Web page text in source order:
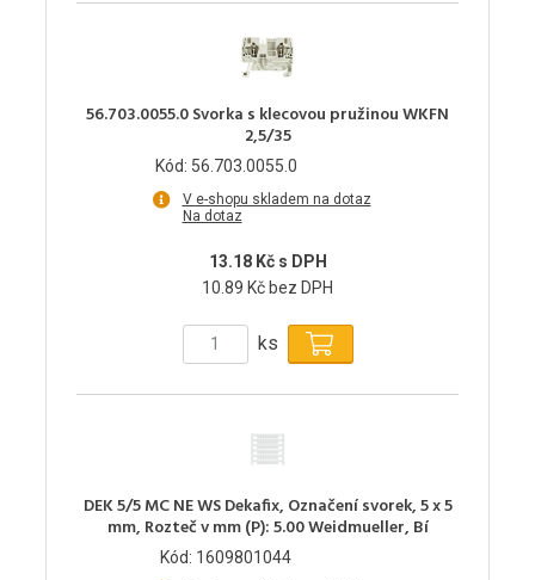
56.703.0055.0 Svorka s klecovou pružinou WKFN
2,5/35
Kód: 56.703.0055.0
V e-shopu skladem na dotaz
Na dotaz
13.18 Kč s DPH
10.89 Kč bez DPH
ks
DEK 5/5 MC NE WS Dekafix, Označení svorek, 5 x 5
mm, Rozteč v mm (P): 5.00 Weidmueller, Bí
Kód: 1609801044